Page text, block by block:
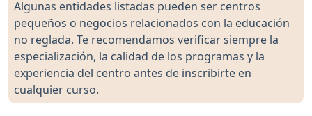
Algunas entidades listadas pueden ser centros
pequeños o negocios relacionados con la educación
no reglada. Te recomendamos verificar siempre la
especialización, la calidad de los programas y la
experiencia del centro antes de inscribirte en
cualquier curso.